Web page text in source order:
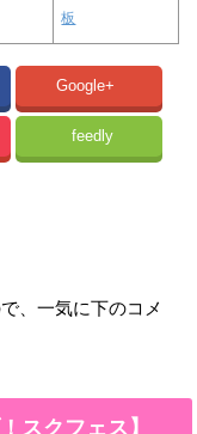
板
Google+
feedly
、一気に下のコメ
スクフェス】